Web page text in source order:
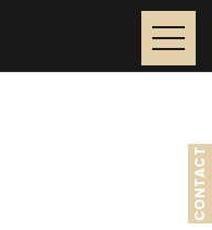
CONTACT